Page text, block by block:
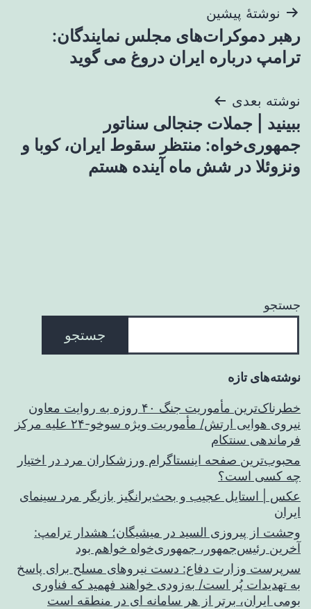
راهبری
نوشته
نوشتهٔ پیشین
رهبر دموکرات‌های مجلس نمایندگان:
ترامپ درباره ایران دروغ می گوید
نوشته بعدی
ببینید | جملات جنجالی سناتور
جمهوری‌خواه: منتظر سقوط ایران، کوبا و
ونزوئلا در شش ماه آینده هستم
جستجو
جستجو
نوشته‌های تازه
خطرناک‌ترین مأموریت جنگ ۴۰ روزه به روایت معاون
نیروی هوایی ارتش/ مأموریت ویژه سوخو-۲۴ علیه مرکز
فرماندهی سنتکام
محبوب‌ترین صفحه اینستاگرام ورزشکاران مرد در اختیار
چه کسی است؟
عکس | استایل عجیب و بحث‌برانگیز بازیگر مرد سینمای
ایران
وحشت از پیروزی السید در میشیگان؛ هشدار ترامپ:
آخرین رئیس‌جمهور، جمهوری‌خواه خواهم بود
سرپرست وزارت دفاع: دست نیروهای مسلح برای پاسخ
به تهدیدات پُر است/ به‌زودی خواهند فهمید که فناوری
بومی ایران، برتر از هر سامانه ای در منطقه است